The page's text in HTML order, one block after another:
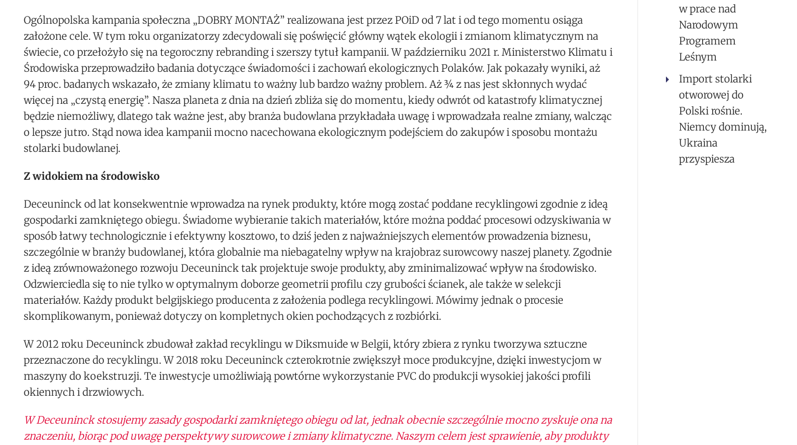
Ogólnopolska kampania społeczna „DOBRY MONTAŻ” realizowana jest przez POiD od 7 lat i od tego momentu osiąga
założone cele. W tym roku organizatorzy zdecydowali się poświęcić główny wątek ekologii i zmianom klimatycznym na
świecie, co przełożyło się na tegoroczny rebranding i szerszy tytuł kampanii. W październiku 2021 r. Ministerstwo Klimatu i
Środowiska przeprowadziło badania dotyczące świadomości i zachowań ekologicznych Polaków. Jak pokazały wyniki, aż
94 proc. badanych wskazało, że zmiany klimatu to ważny lub bardzo ważny problem. Aż ¾ z nas jest skłonnych wydać
więcej na „czystą energię”. Nasza planeta z dnia na dzień zbliża się do momentu, kiedy odwrót od katastrofy klimatycznej
będzie niemożliwy, dlatego tak ważne jest, aby branża budowlana przykładała uwagę i wprowadzała realne zmiany, walcząc
o lepsze jutro. Stąd nowa idea kampanii mocno nacechowana ekologicznym podejściem do zakupów i sposobu montażu
stolarki budowlanej.
Z widokiem na środowisko
Deceuninck od lat konsekwentnie wprowadza na rynek produkty, które mogą zostać poddane recyklingowi zgodnie z ideą
gospodarki zamkniętego obiegu. Świadome wybieranie takich materiałów, które można poddać procesowi odzyskiwania w
sposób łatwy technologicznie i efektywny kosztowo, to dziś jeden z najważniejszych elementów prowadzenia biznesu,
szczególnie w branży budowlanej, która globalnie ma niebagatelny wpływ na krajobraz surowcowy naszej planety. Zgodnie
z ideą zrównoważonego rozwoju Deceuninck tak projektuje swoje produkty, aby zminimalizować wpływ na środowisko.
Odzwierciedla się to nie tylko w optymalnym doborze geometrii profilu czy grubości ścianek, ale także w selekcji
materiałów. Każdy produkt belgijskiego producenta z założenia podlega recyklingowi. Mówimy jednak o procesie
skomplikowanym, ponieważ dotyczy on kompletnych okien pochodzących z rozbiórki.
W 2012 roku Deceuninck zbudował zakład recyklingu w Diksmuide w Belgii, który zbiera z rynku tworzywa sztuczne
przeznaczone do recyklingu. W 2018 roku Deceuninck czterokrotnie zwiększył moce produkcyjne, dzięki inwestycjom w
maszyny do koekstruzji. Te inwestycje umożliwiają powtórne wykorzystanie PVC do produkcji wysokiej jakości profili
okiennych i drzwiowych.
W Deceuninck stosujemy zasady gospodarki zamkniętego obiegu od lat, jednak obecnie szczególnie mocno zyskuje ona na
znaczeniu, biorąc pod uwagę perspektywy surowcowe i zmiany klimatyczne. Naszym celem jest sprawienie, aby produkty
w prace nad
Narodowym
Programem
Leśnym
Import stolarki
otworowej do
Polski rośnie.
Niemcy dominują,
Ukraina
przyspiesza